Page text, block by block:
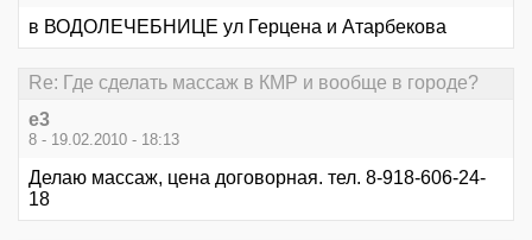
в ВОДОЛЕЧЕБНИЦЕ ул Герцена и Атарбекова
Re: Где сделать массаж в КМР и вообще в городе?
e3
8 - 19.02.2010 - 18:13
Делаю массаж, цена договорная. тел. 8-918-606-24-
18